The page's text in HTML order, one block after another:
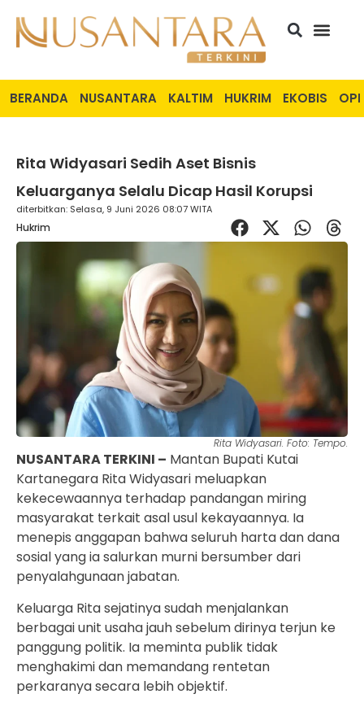
BERANDA NUSANTARA KALTIM HUKRIM EKOBIS
Rita Widyasari Sedih Aset Bisnis
Keluarganya Selalu Dicap Hasil Korupsi
diterbitkan: Selasa, 9 Juni 2026 08:07 WITA
Hukrim
Rita Widyasari. Foto: Tempo.
NUSANTARA TERKINI – Mantan Bupati Kutai
Kartanegara Rita Widyasari meluapkan
kekecewaannya terhadap pandangan miring
masyarakat terkait asal usul kekayaannya. Ia
menepis anggapan bahwa seluruh harta dan dana
sosial yang ia salurkan murni bersumber dari
penyalahgunaan jabatan.
Keluarga Rita sejatinya sudah menjalankan
berbagai unit usaha jauh sebelum dirinya terjun ke
panggung politik. Ia meminta publik tidak
menghakimi dan memandang rentetan
perkaranya secara lebih objektif.